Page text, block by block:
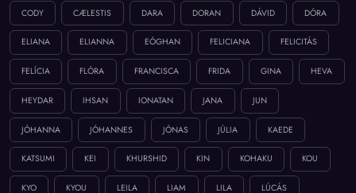
CODY CÆLESTIS DARA DORAN DÁVID DÓRA
ELIANA ELIANNA EÓGHAN FELICIANA FELICITÁS
FELÍCIA FLÓRA FRANCISCA FRIDA GINA HEVA
HEYDAR IHSAN IONATAN JANA JUN
JÓHANNA JÓHANNES JÓNAS JÚLIA KAEDE
KATSUMI KEI KHURSHID KIN KOHAKU KOU
KYO KYOU LEILA LIAM LILA LÚCÁS